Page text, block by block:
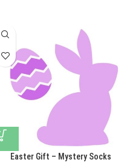
Easter Gift – Mystery Socks